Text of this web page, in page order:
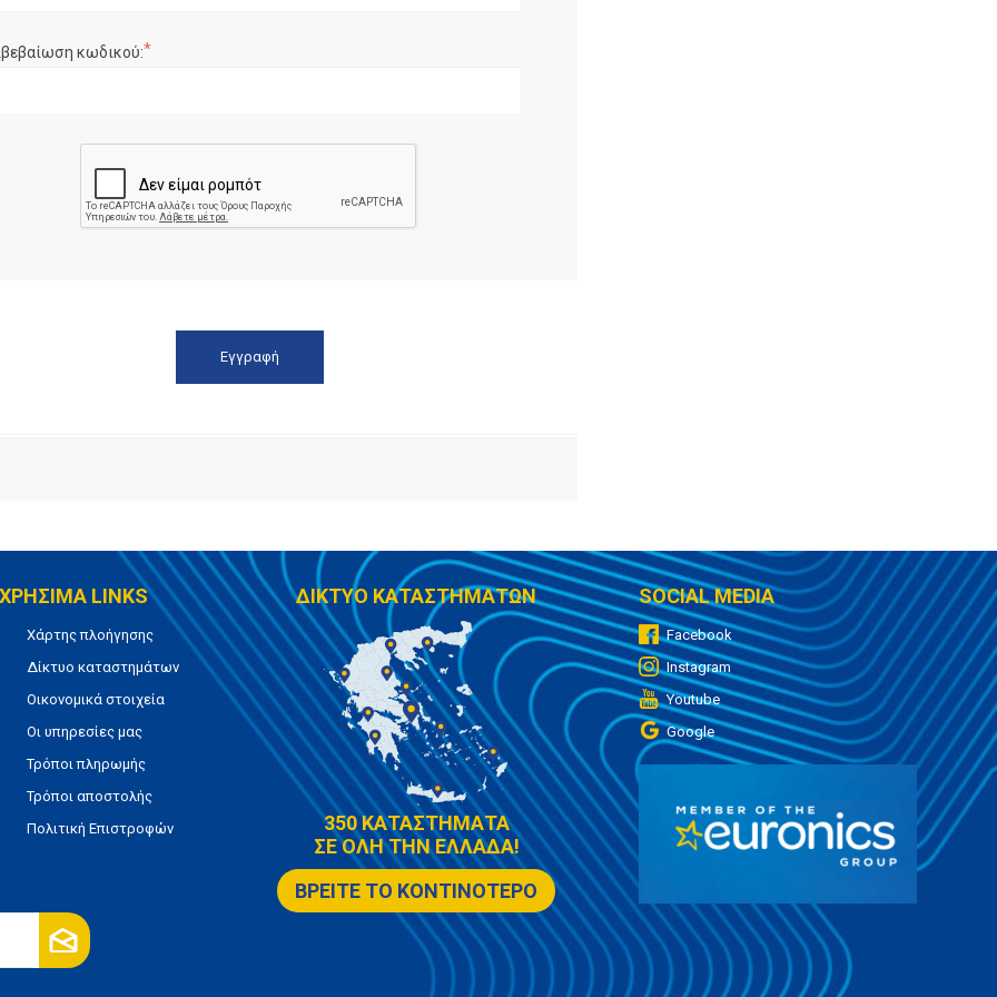
κωδικού:*
ΧΡΗΣΙΜΑ LINKS
Χάρτης πλοήγησης
Δίκτυο καταστημάτων
Οικονομικά στοιχεία
Οι υπηρεσίες μας
Τρόποι πληρωμής
Τρόποι αποστολής
Πολιτική Επιστροφών
ΔΙΚΤΥΟ ΚΑΤΑΣΤΗΜΑΤΩΝ
350 ΚΑΤΑΣΤΗΜΑΤΑ
ΣΕ ΟΛΗ ΤΗΝ ΕΛΛΑΔΑ!
ΒΡΕΙΤΕ ΤΟ ΚΟΝΤΙΝΟΤΕΡΟ
SOCIAL MEDIA
Facebook
Instagram
Youtube
Google